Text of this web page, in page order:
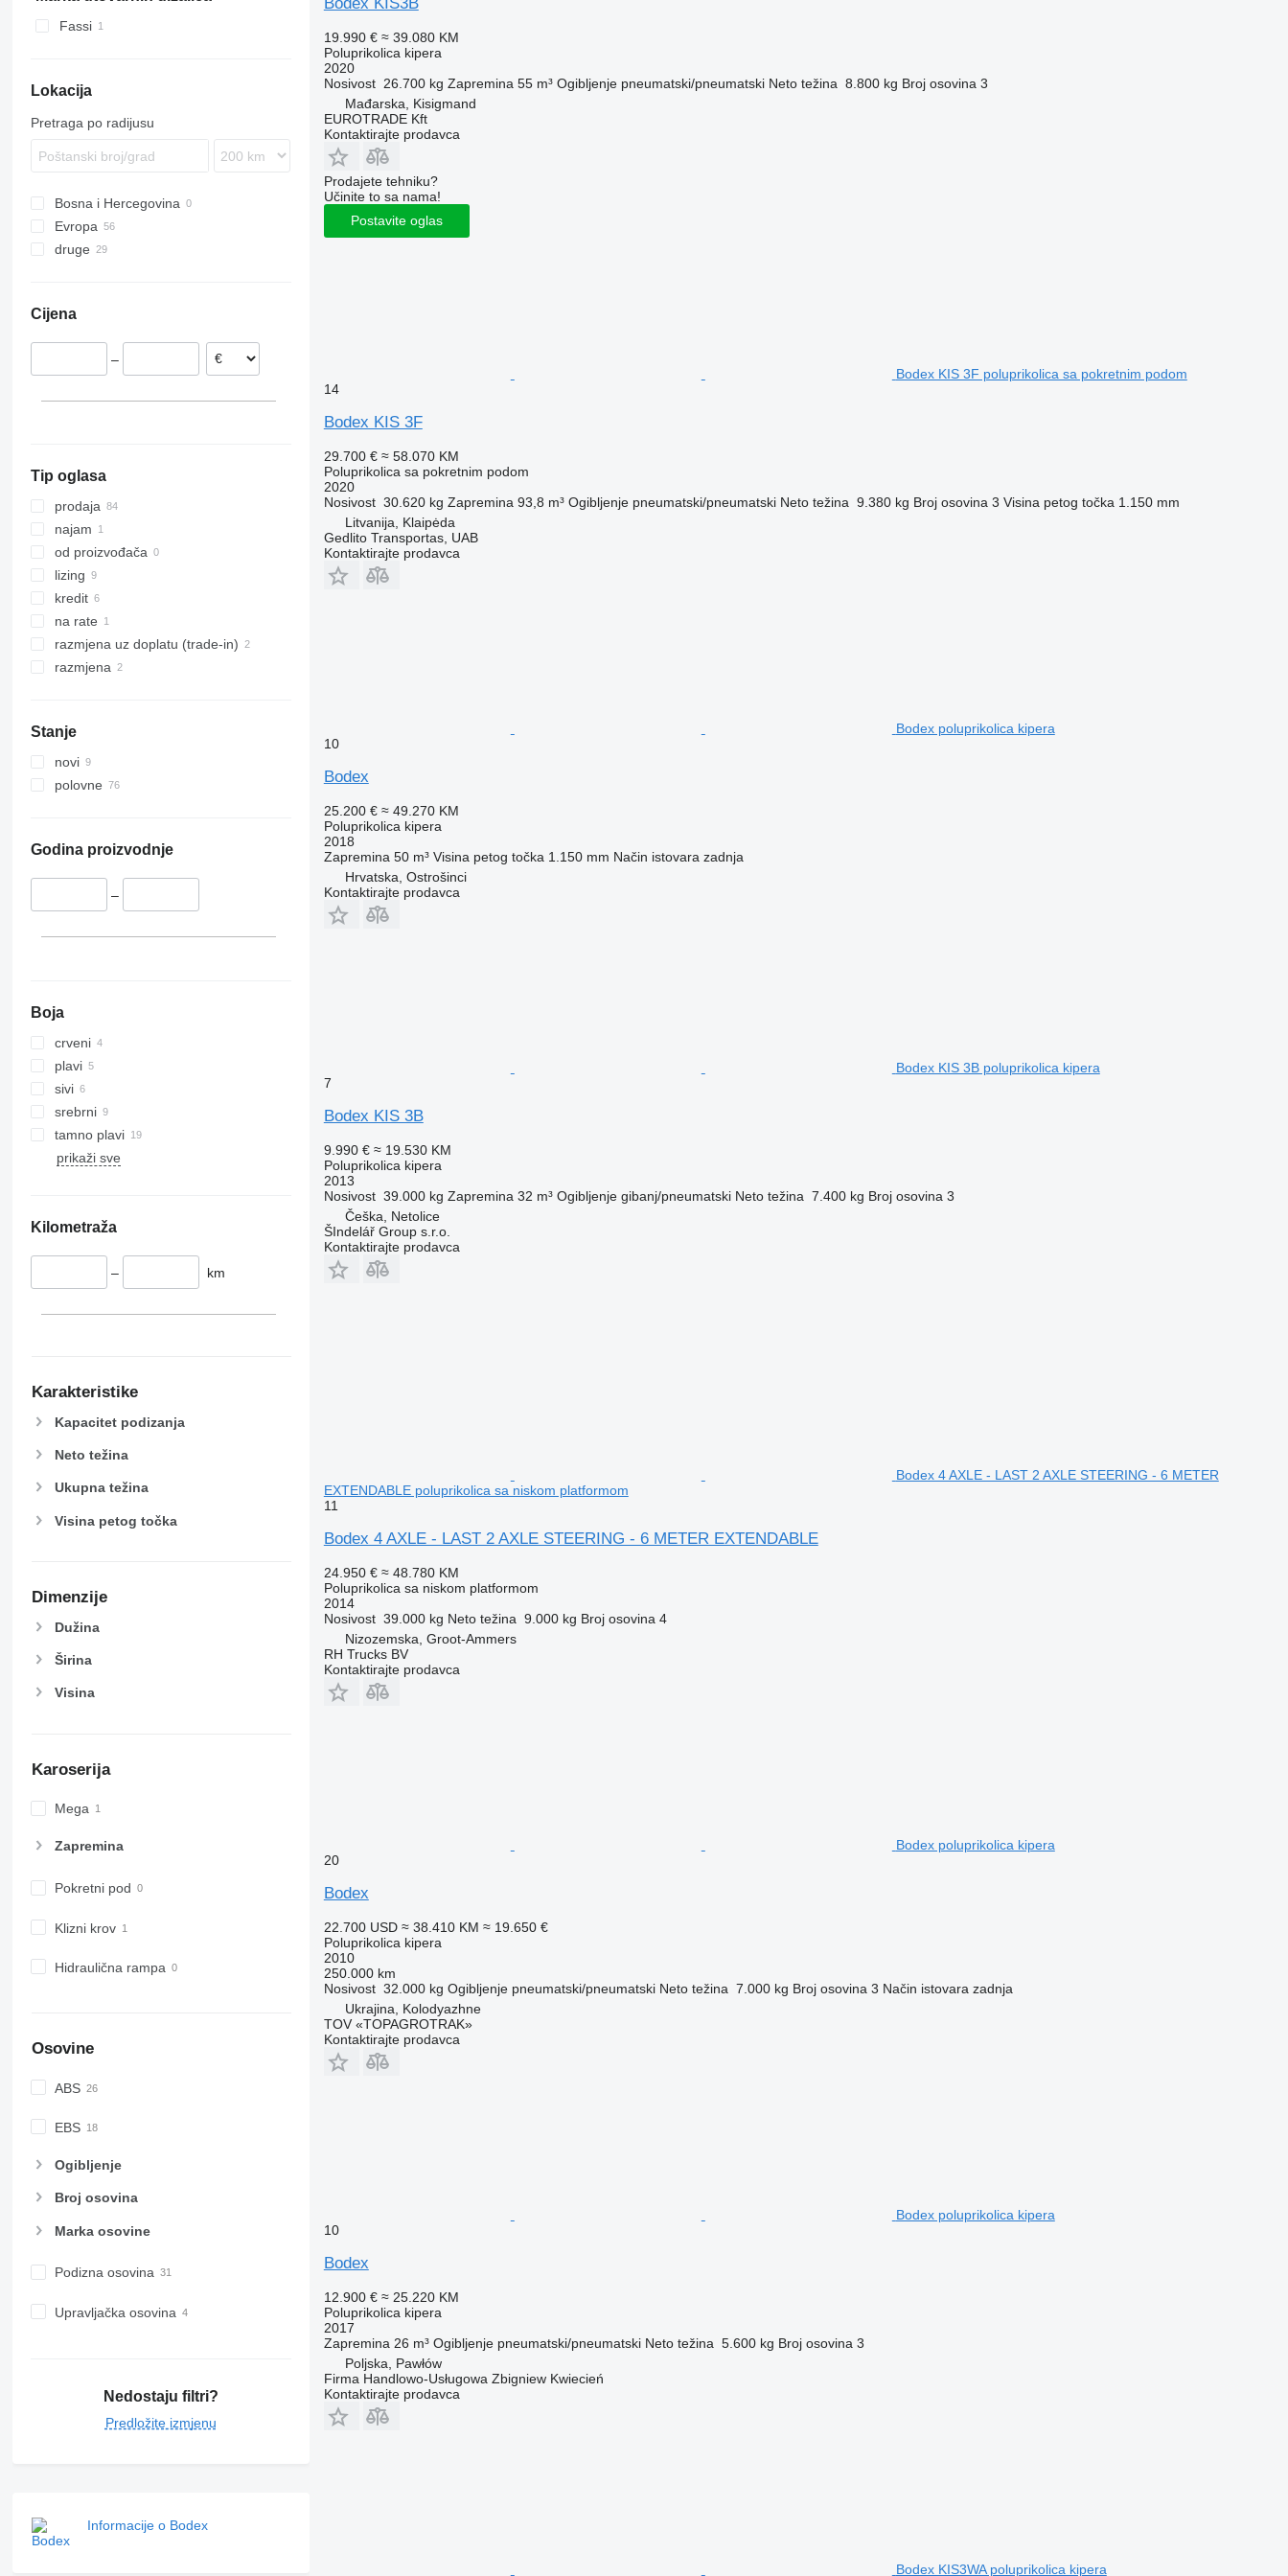
SW
Fassi
Lokacija
Pretraga po radijusu
Bosna i Hercegovina
Evropa
Poljska
Slovačka
Češka
druge
Cijena
–
Tip oglasa
prodaja
najam
od proizvođača
lizing
kredit
na rate
razmjena uz doplatu (trade-in)
razmjena
Stanje
novi
polovne
Godina proizvodnje
–
Boja
crveni
plavi
sivi
srebrni
tamno plavi
prikaži sve
Kilometraža
– km
Karakteristike
Kapacitet podizanja
Neto težina
Ukupna težina
Visina petog točka
Dimenzije
Dužina
Širina
Visina
Karoserija
Mega
Zapremina
Pokretni pod
Klizni krov
Hidraulična rampa
Osovine
ABS
EBS
Ogibljenje
Broj osovina
Marka osovine
Podizna osovina
Upravljačka osovina
Nedostaju filtri?
Predložite izmjenu
Informacije o Bodex
19.990 € ≈ 39.080 KM
Poluprikolica kipera
2020
Nosivost 26.700 kg Zapremina 55 m³ Ogibljenje pneumatski/pneumatski Neto težina 8.800 kg Broj osovina 3
Mađarska, Kisigmand
EUROTRADE Kft
Kontaktirajte prodavca
Prodajete tehniku?
Učinite to sa nama!
Postavite oglas
Bodex KIS 3F poluprikolica sa pokretnim podom
14
Bodex KIS 3F
29.700 € ≈ 58.070 KM
Poluprikolica sa pokretnim podom
2020
Nosivost 30.620 kg Zapremina 93,8 m³ Ogibljenje pneumatski/pneumatski Neto težina 9.380 kg Broj osovina 3 Visina petog točka 1.150 mm
Litvanija, Klaipėda
Gedlito Transportas, UAB
Kontaktirajte prodavca
Bodex poluprikolica kipera
10
Bodex
25.200 € ≈ 49.270 KM
Poluprikolica kipera
2018
Zapremina 50 m³ Visina petog točka 1.150 mm Način istovara zadnja
Hrvatska, Ostrošinci
Kontaktirajte prodavca
Bodex KIS 3B poluprikolica kipera
7
Bodex KIS 3B
9.990 € ≈ 19.530 KM
Poluprikolica kipera
2013
Nosivost 39.000 kg Zapremina 32 m³ Ogibljenje gibanj/pneumatski Neto težina 7.400 kg Broj osovina 3
Češka, Netolice
ŠIndelář Group s.r.o.
Kontaktirajte prodavca
Bodex 4 AXLE - LAST 2 AXLE STEERING - 6 METER
EXTENDABLE poluprikolica sa niskom platformom
11
Bodex 4 AXLE - LAST 2 AXLE STEERING - 6 METER EXTENDABLE
24.950 € ≈ 48.780 KM
Poluprikolica sa niskom platformom
2014
Nosivost 39.000 kg Neto težina 9.000 kg Broj osovina 4
Nizozemska, Groot-Ammers
RH Trucks BV
Kontaktirajte prodavca
Bodex poluprikolica kipera
20
Bodex
22.700 USD ≈ 38.410 KM ≈ 19.650 €
Poluprikolica kipera
2010
250.000 km
Nosivost 32.000 kg Ogibljenje pneumatski/pneumatski Neto težina 7.000 kg Broj osovina 3 Način istovara zadnja
Ukrajina, Kolodyazhne
TOV «TOPAGROTRAK»
Kontaktirajte prodavca
Bodex poluprikolica kipera
10
Bodex
12.900 € ≈ 25.220 KM
Poluprikolica kipera
2017
Zapremina 26 m³ Ogibljenje pneumatski/pneumatski Neto težina 5.600 kg Broj osovina 3
Poljska, Pawłów
Firma Handlowo-Usługowa Zbigniew Kwiecień
Kontaktirajte prodavca
Bodex KIS3WA poluprikolica kipera